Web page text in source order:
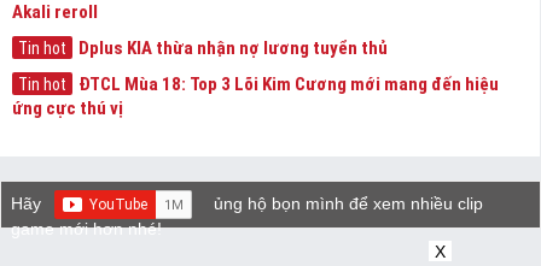
Akali reroll
Tin hot Dplus KIA thừa nhận nợ lương tuyển thủ
Tin hot
ĐTCL Mùa 18: Top 3 Lõi Kim Cương mới mang đến hiệu
ứng cực thú vị
Hãy
ủng hộ bọn mình để xem nhiều clip
game mới hơn nhé!
X